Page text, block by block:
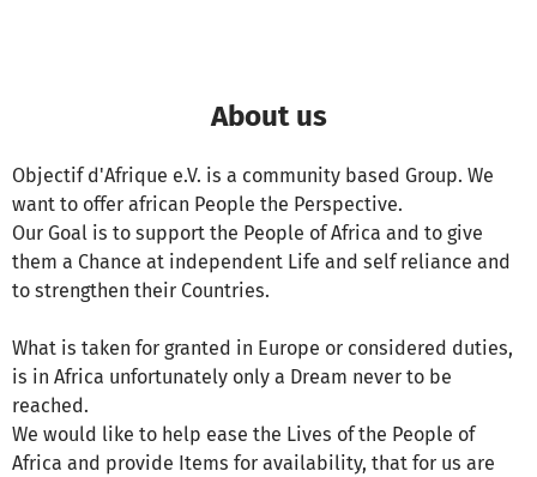
About us
Objectif d'Afrique e.V. is a community based Group. We
want to offer african People the Perspective.
Our Goal is to support the People of Africa and to give
them a Chance at independent Life and self reliance and
to strengthen their Countries.
What is taken for granted in Europe or considered duties,
is in Africa unfortunately only a Dream never to be
reached.
We would like to help ease the Lives of the People of
Africa and provide Items for availability, that for us are